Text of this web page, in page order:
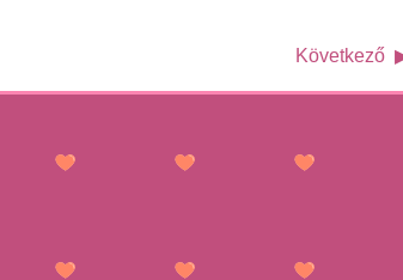
Következő